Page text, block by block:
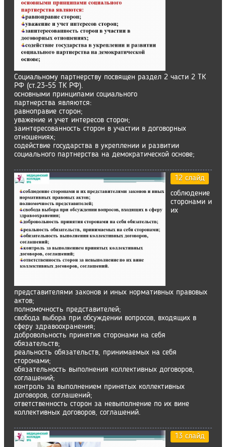
Социальному партнерству посвящен раздел 2 части 2 ТК
РФ (ст.23-55 ТК РФ).
основными принципами социального
партнерства являются:
равноправие сторон;
уважение и учет интересов сторон;
заинтересованность сторон в участии в договорных
отношениях;
содействие государства в укреплении и развитии
социального партнерства на демократической основе;
12 слайд
соблюдение
сторонами и
их
представителями законов и иных нормативных правовых
актов;
полномочность представителей;
свобода выбора при обсуждении вопросов, входящих в
сферу здравоохранения;
добровольность принятия сторонами на себя
обязательств;
реальность обязательств, принимаемых на себя
сторонами;
обязательность выполнения коллективных договоров,
соглашений;
контроль за выполнением принятых коллективных
договоров, соглашений;
ответственность сторон за невыполнение по их вине
коллективных договоров, соглашений.
13 слайд